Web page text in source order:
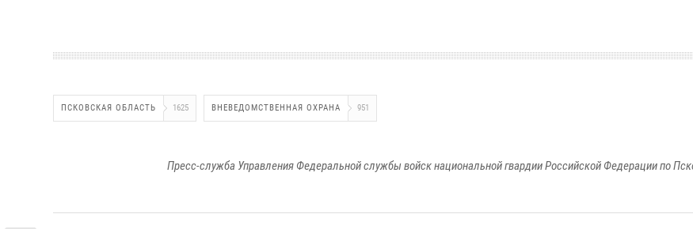
ПСКОВСКАЯ ОБЛАСТЬ 1625 ВНЕВЕДОМСТВЕННАЯ ОХРАНА 951
Пресс-служба Управления Федеральной службы войск национальной гвардии Российской Федерации по